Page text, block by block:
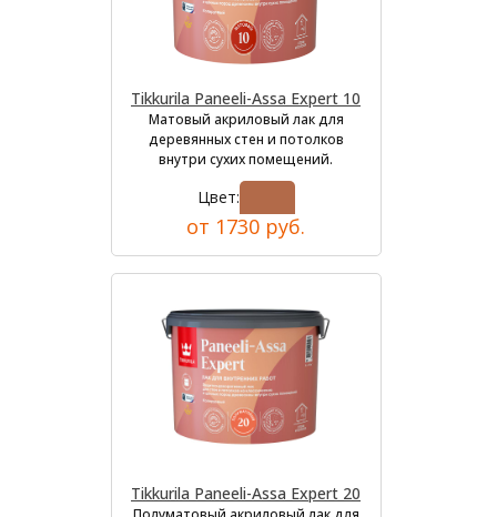
Tikkurila Paneeli-Assa Expert 10
Матовый акриловый лак для
деревянных стен и потолков
внутри сухих помещений.
Цвет:
от 1730 руб.
Tikkurila Paneeli-Assa Expert 20